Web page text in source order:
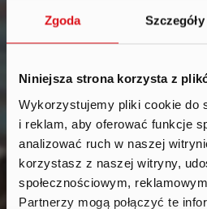
Zgoda Szczegóły
Niniejsza strona korzysta z
Wykorzystujemy pliki cookie do
i reklam, aby oferować funkcje
analizować ruch w naszej
korzystasz z naszej witryny,
społecznościowym,
Partnerzy mogą połączyć te